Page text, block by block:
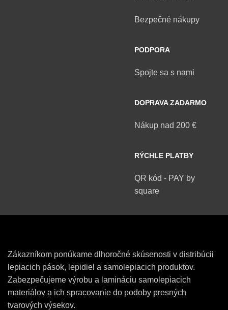
Bezpečné nákupy
PODPORA
Spojte sa s nami
DOPRAVA ZADARMO
Nákup nad 200 €
RÝCHLE PLATBY
QR kód - PAY by
square
Zákazníkom ponúkame dlhoročné skúsenosti v distribúcii
lepiacich pások, lepidiel a samolepiacich produktov.
Zabezpečujeme výrobu a lamináciu samolepiacich
materiálov a ich spracovanie do podoby presných
tvarových výsekov.